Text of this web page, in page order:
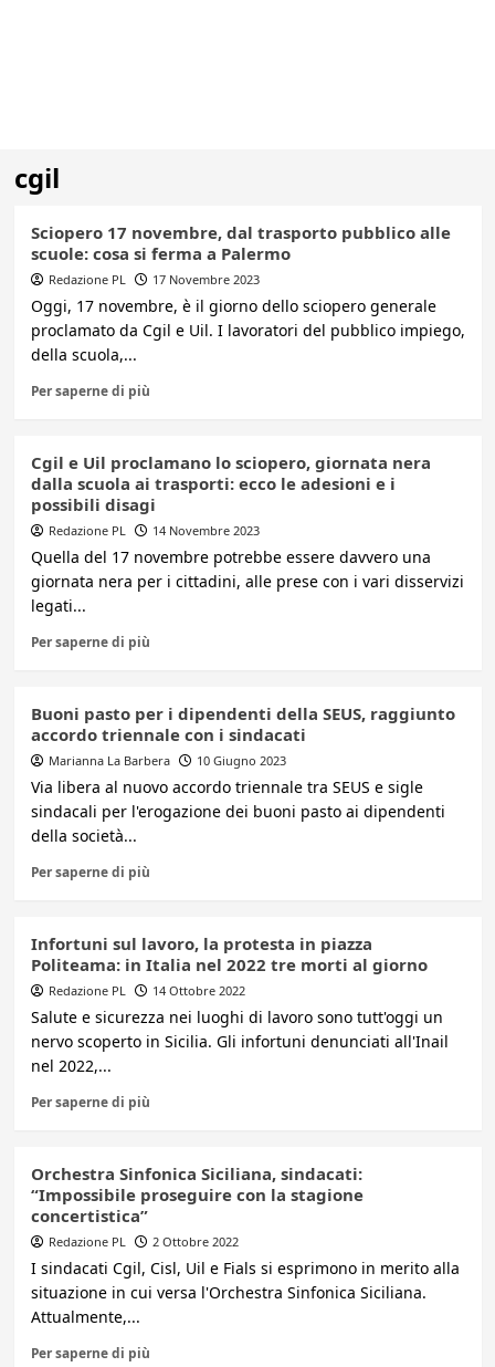
cgil
Sciopero 17 novembre, dal trasporto pubblico alle
scuole: cosa si ferma a Palermo
Redazione PL 17 Novembre 2023
Oggi, 17 novembre, è il giorno dello sciopero generale
proclamato da Cgil e Uil. I lavoratori del pubblico impiego,
della scuola,...
Per saperne di più
Cgil e Uil proclamano lo sciopero, giornata nera
dalla scuola ai trasporti: ecco le adesioni e i
possibili disagi
Redazione PL 14 Novembre 2023
Quella del 17 novembre potrebbe essere davvero una
giornata nera per i cittadini, alle prese con i vari disservizi
legati...
Per saperne di più
Buoni pasto per i dipendenti della SEUS, raggiunto
accordo triennale con i sindacati
Marianna La Barbera 10 Giugno 2023
Via libera al nuovo accordo triennale tra SEUS e sigle
sindacali per l'erogazione dei buoni pasto ai dipendenti
della società...
Per saperne di più
Infortuni sul lavoro, la protesta in piazza
Politeama: in Italia nel 2022 tre morti al giorno
Redazione PL 14 Ottobre 2022
Salute e sicurezza nei luoghi di lavoro sono tutt'oggi un
nervo scoperto in Sicilia. Gli infortuni denunciati all'Inail
nel 2022,...
Per saperne di più
Orchestra Sinfonica Siciliana, sindacati:
“Impossibile proseguire con la stagione
concertistica”
Redazione PL 2 Ottobre 2022
I sindacati Cgil, Cisl, Uil e Fials si esprimono in merito alla
situazione in cui versa l'Orchestra Sinfonica Siciliana.
Attualmente,...
Per saperne di più